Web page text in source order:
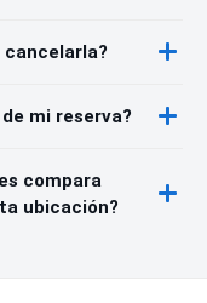
cancelarla?
mi reserva?
compara
ubicación?